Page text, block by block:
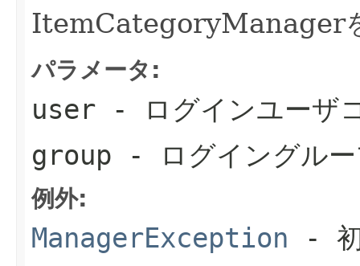
ItemCategoryManager
パラメータ:
user - ログインユーザ
group - ログイングルー
例外:
ManagerException - 初